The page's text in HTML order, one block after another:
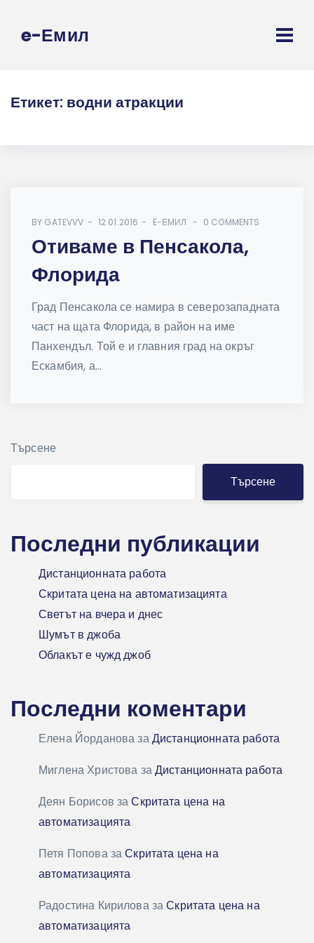
e-Емил
Етикет: водни атракции
BY GATEVVV 12.01.2016 E-ЕМИЛ 0 COMMENTS
Отиваме в Пенсакола,
Флорида
Град Пенсакола се намира в северозападната
част на щата Флорида, в район на име
Панхендъл. Той е и главния град на окръг
Ескамбия, а...
Търсене
Търсене
Последни публикации
Дистанционната работа
Скритата цена на автоматизацията
Светът на вчера и днес
Шумът в джоба
Облакът е чужд джоб
Последни коментари
Елена ЙордановазаДистанционната работа
Миглена Христова заДистанционната работа
Деян Борисов заСкритата цена на
автоматизацията
Петя ПоповазаСкритата цена на
автоматизацията
Радостина КириловазаСкритата цена на
автоматизацията